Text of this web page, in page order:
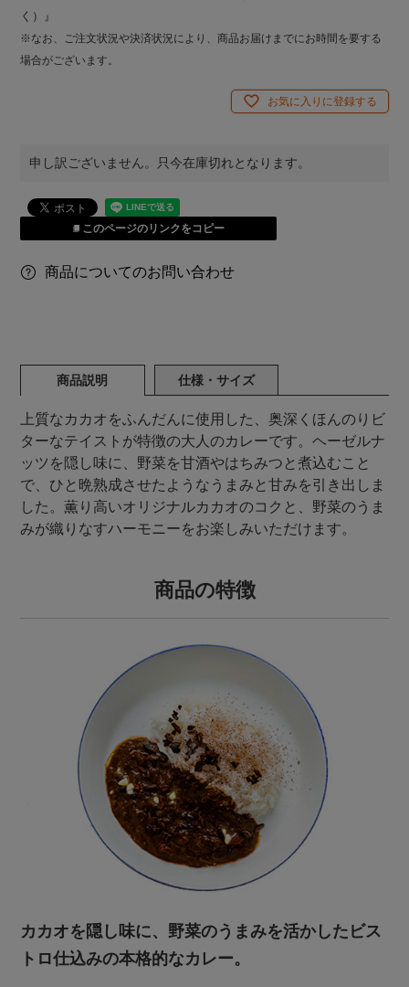
く）』
※なお、ご注文状況や決済状況により、商品お届けまでにお時間を要する
場合がございます。
お気に入りに登録する
申し訳ございません。 只今在庫切れとなります。
このページのリンクをコピー
商品についてのお問い合わせ
商品説明 仕様・サイズ
上質なカカオをふんだんに使用した、奥深くほんのりビ
ターなテイストが特徴の大人のカレーです。ヘーゼルナ
ッツを隠し味に、野菜を甘酒やはちみつと煮込むこと
で、ひと晩熟成させたようなうまみと甘みを引き出しま
した。薫り高いオリジナルカカオのコクと、野菜のうま
みが織りなすハーモニーをお楽しみいただけます。
商品の特徴
カカオを隠し味に、野菜のうまみを活かしたビス
トロ仕込みの本格的なカレー。